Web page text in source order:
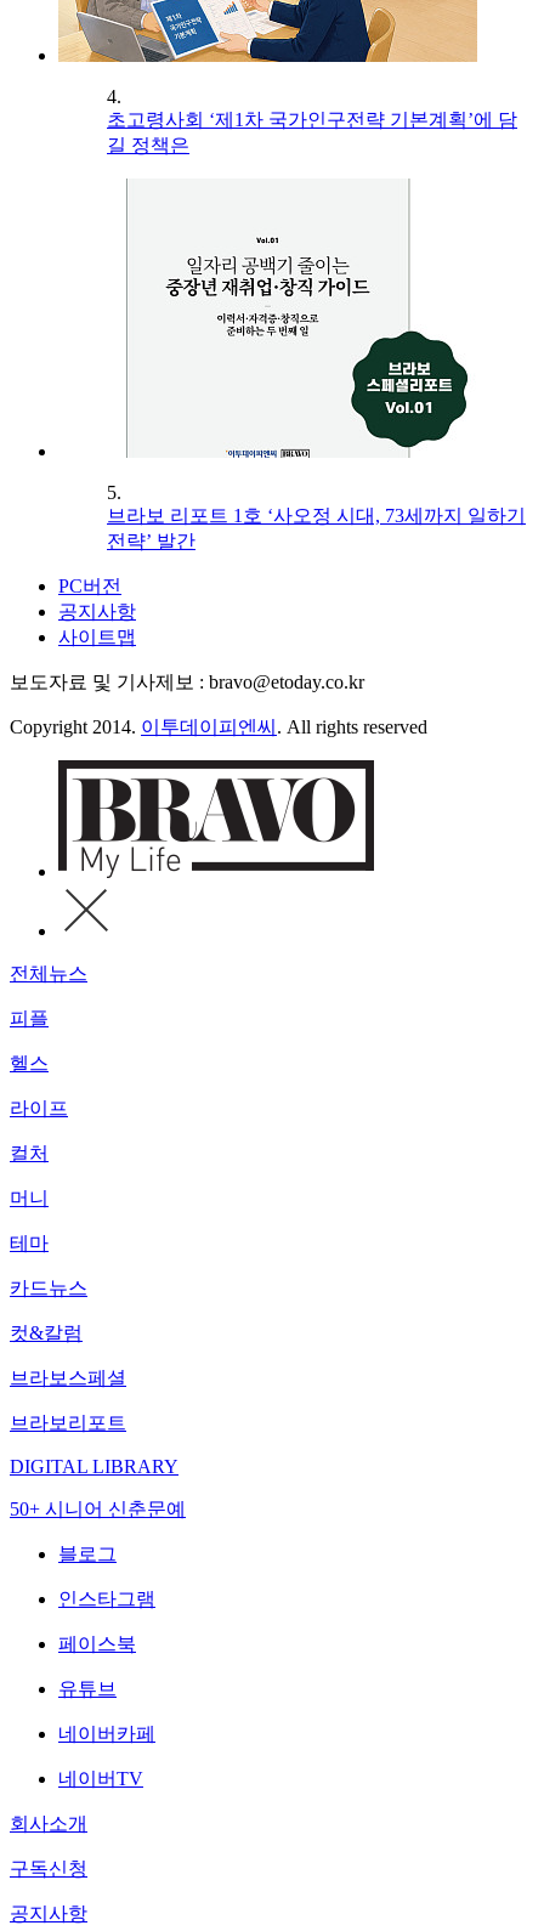
4.
초고령사회 ‘제1차 국가인구전략 기본계획’에 담
길 정책은
5.
브라보 리포트 1호 ‘사오정 시대, 73세까지 일하기
전략’ 발간
PC버전
공지사항
사이트맵
보도자료 및 기사제보 : bravo@etoday.co.kr
Copyright 2014. 이투데이피엔씨 . All rights reserved
전체뉴스
피플
헬스
라이프
컬처
머니
테마
카드뉴스
컷&칼럼
브라보스페셜
브라보리포트
DIGITAL LIBRARY
50+ 시니어 신춘문예
블로그
인스타그램
페이스북
유튜브
네이버카페
네이버TV
회사소개
구독신청
공지사항